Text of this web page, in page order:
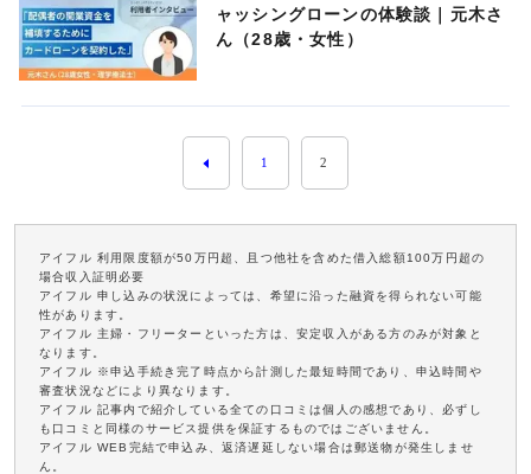
ャッシングローンの体験談｜元木さ
ん（28歳・女性）
1 2
アイフル 利用限度額が50万円超、且つ他社を含めた借入総額100万円超の
場合収入証明必要
アイフル 申し込みの状況によっては、希望に沿った融資を得られない可能
性があります。
アイフル 主婦・フリーターといった方は、安定収入がある方のみが対象と
なります。
アイフル ※申込手続き完了時点から計測した最短時間であり、申込時間や
審査状況などにより異なります。
アイフル 記事内で紹介している全ての口コミは個人の感想であり、必ずし
も口コミと同様のサービス提供を保証するものではございません。
アイフル WEB完結で申込み、返済遅延しない場合は郵送物が発生しませ
ん。